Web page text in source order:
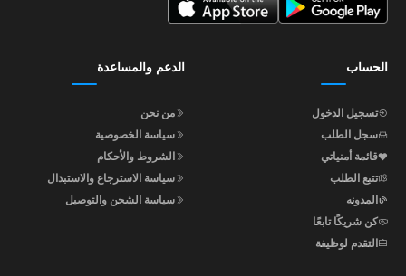
الحساب
تسجيل الدخول
سجل الطلب
قائمة أمنياتي
تتبع الطلب
المدونه
كن شريكًا تابعًا
التقدم لوظيفة
الدعم والمساعدة
من نحن
سياسة الخصوصية
الشروط والأحكام
سياسة الاسترجاع والاستبدال
سياسة الشحن والتوصيل